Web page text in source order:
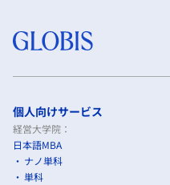
個人向けサービス
経営大学院：
日本語MBA
ナノ単科
単科